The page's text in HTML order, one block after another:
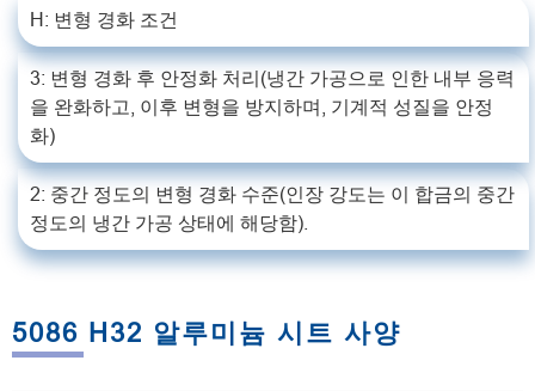
H: 변형 경화 조건
3: 변형 경화 후 안정화 처리(냉간 가공으로 인한 내부 응력
을 완화하고, 이후 변형을 방지하며, 기계적 성질을 안정
화)
2: 중간 정도의 변형 경화 수준(인장 강도는 이 합금의 중간
정도의 냉간 가공 상태에 해당함).
5086 H32 알루미늄 시트 사양